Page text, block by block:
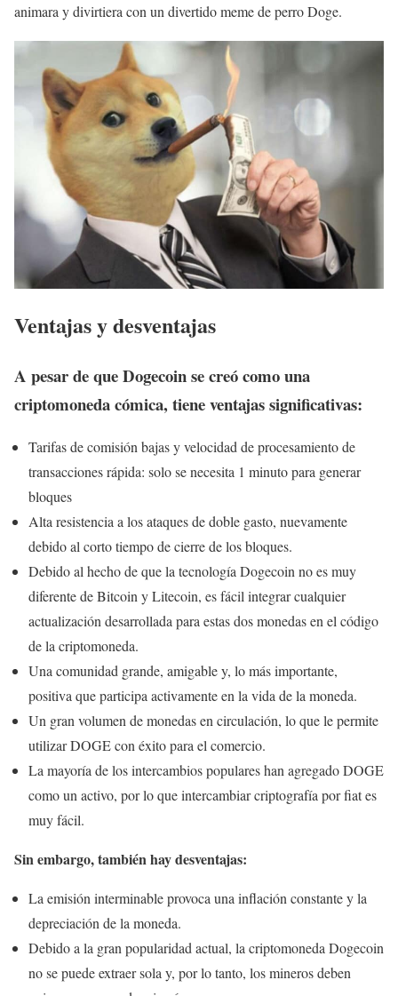
animara y divirtiera con un divertido meme de perro Doge.
Ventajas y desventajas
A pesar de que Dogecoin se creó como una
criptomoneda cómica, tiene ventajas significativas:
Tarifas de comisión bajas y velocidad de procesamiento de
transacciones rápida: solo se necesita 1 minuto para generar
bloques
Alta resistencia a los ataques de doble gasto, nuevamente
debido al corto tiempo de cierre de los bloques.
Debido al hecho de que la tecnología Dogecoin no es muy
diferente de Bitcoin y Litecoin, es fácil integrar cualquier
actualización desarrollada para estas dos monedas en el código
de la criptomoneda.
Una comunidad grande, amigable y, lo más importante,
positiva que participa activamente en la vida de la moneda.
Un gran volumen de monedas en circulación, lo que le permite
utilizar DOGE con éxito para el comercio.
La mayoría de los intercambios populares han agregado DOGE
como un activo, por lo que intercambiar criptografía por fiat es
muy fácil.
Sin embargo, también hay desventajas:
La emisión interminable provoca una inflación constante y la
depreciación de la moneda.
Debido a la gran popularidad actual, la criptomoneda Dogecoin
no se puede extraer sola y, por lo tanto, los mineros deben